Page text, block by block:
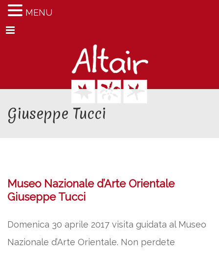
Menu
Giuseppe Tucci
Museo Nazionale d’Arte Orientale
Giuseppe Tucci
Domenica 30 aprile 2017 visita guidata al Museo
Nazionale d’Arte Orientale. Non perdete
MENU